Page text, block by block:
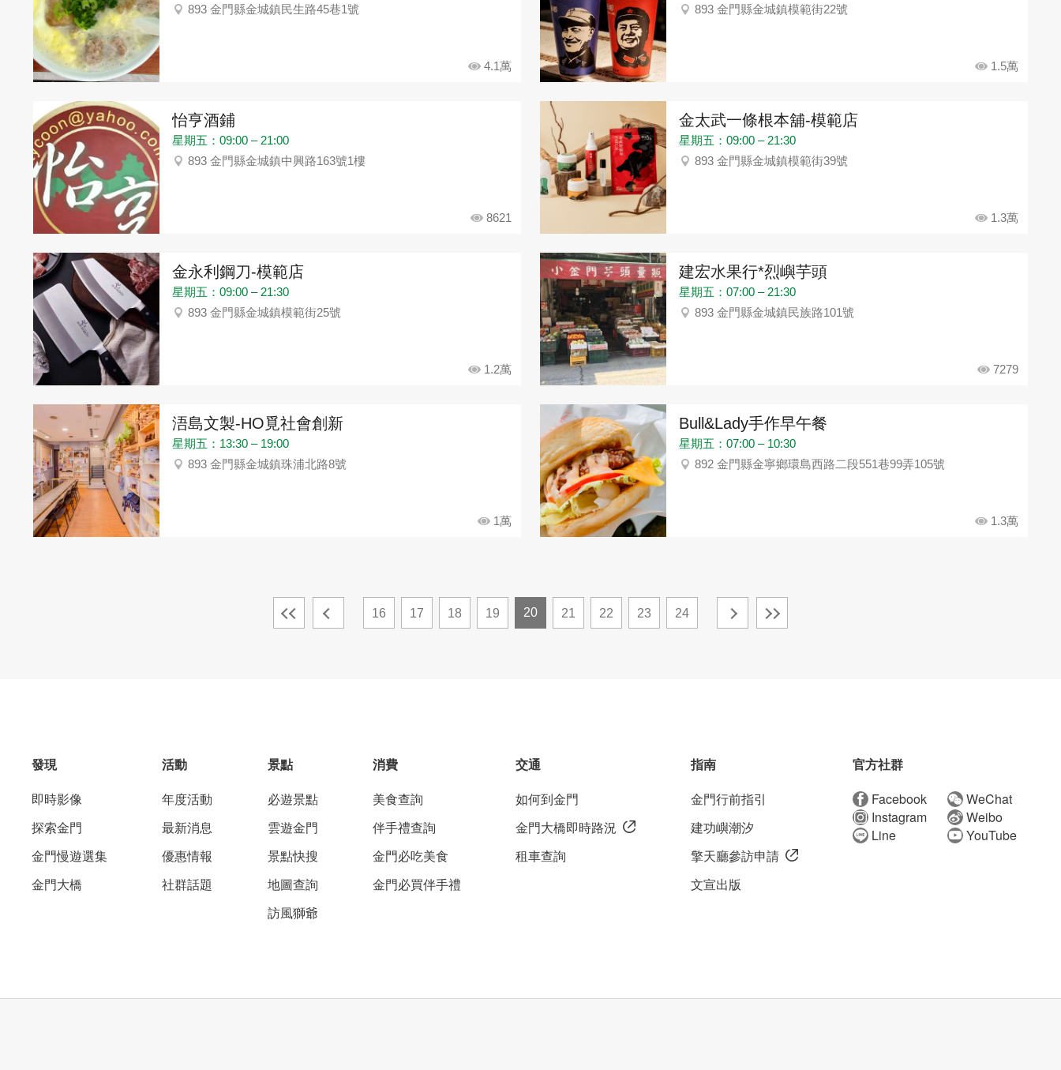
893 金門縣金城鎮民生路45巷1號
4.1萬
893 金門縣金城鎮模範街22號
1.5萬
怡亨酒鋪
星期五：09:00 – 21:00
893 金門縣金城鎮中興路163號1樓
8621
金太武一條根本舖-模範店
星期五：09:00 – 21:30
893 金門縣金城鎮模範街39號
1.3萬
金永利鋼刀-模範店
星期五：09:00 – 21:30
893 金門縣金城鎮模範街25號
1.2萬
建宏水果行*烈嶼芋頭
星期五：07:00 – 21:30
893 金門縣金城鎮民族路101號
7279
浯島文製-HO覓社會創新
星期五：13:30 – 19:00
893 金門縣金城鎮珠浦北路8號
1萬
Bull&Lady手作早午餐
星期五：07:00 – 10:30
892 金門縣金寧鄉環島西路二段551巷99弄105號
1.3萬
16 17 18 19 20 21 22 23 24
發現
即時影像
探索金門
金門慢遊選集
金門大橋
活動
年度活動
最新消息
優惠情報
社群話題
景點
必遊景點
雲遊金門
景點快搜
地圖查詢
訪風獅爺
消費
美食查詢
伴手禮查詢
金門必吃美食
金門必買伴手禮
交通
如何到金門
金門大橋即時路況
租車查詢
指南
金門行前指引
建功嶼潮汐
擎天廳參訪申請
文宣出版
官方社群
Facebook
WeChat
Instagram
Weibo
Line
YouTube